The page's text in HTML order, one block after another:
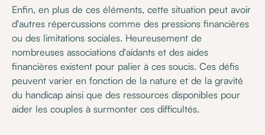
Enfin, en plus de ces éléments, cette situation peut avoir
d'autres répercussions comme des pressions financières
ou des limitations sociales. Heureusement de
nombreuses associations d'aidants et des aides
financières existent pour palier à ces soucis. Ces défis
peuvent varier en fonction de la nature et de la gravité
du handicap ainsi que des ressources disponibles pour
aider les couples à surmonter ces difficultés.